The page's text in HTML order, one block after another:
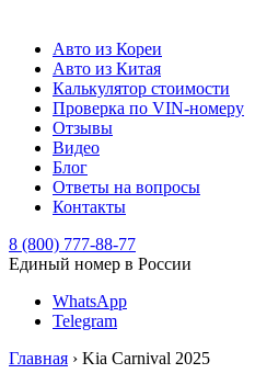
Авто из Кореи
Авто из Китая
Калькулятор стоимости
Проверка по VIN-номеру
Отзывы
Видео
Блог
Ответы на вопросы
Контакты
8 (800) 777-88-77
Единый номер в России
WhatsApp
Telegram
Главная › Kia Carnival 2025